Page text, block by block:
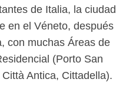
de Italia, la ciudad
en el Véneto, después
con muchas Áreas de
(Porto San
Antica, Cittadella).